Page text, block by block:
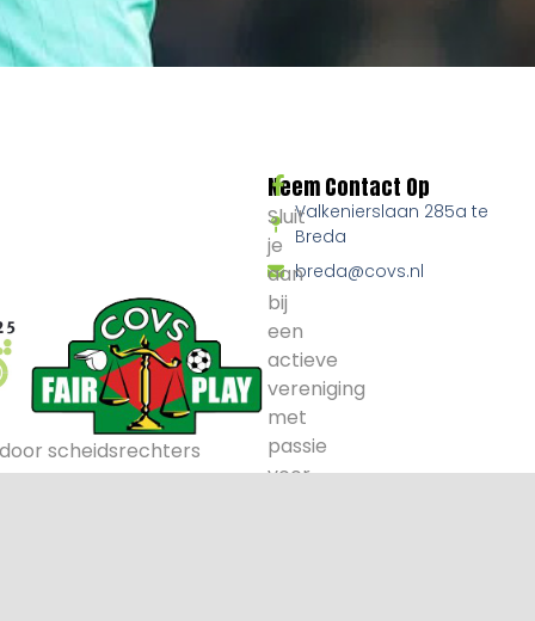
scheidsrechters
Neem Contact Op
Valkenierslaan 285a te
Breda
breda@covs.nl
Sluit
je
aan
bij
een
actieve
vereniging
met
passie
voor